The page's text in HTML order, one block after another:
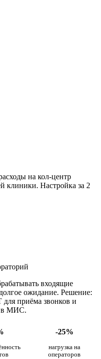
на кол-центр
клиники. Настройка за 2
входящие
ожидание. Решение:
приёма звонков и
в МИС.
-25%
нагрузка на
операторов